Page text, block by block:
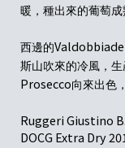
暖，種出來的葡萄成
西邊的
斯山吹來的冷風，
Prosecco向來出色
Ruggeri Giustino
DOCG Extra Dry 201